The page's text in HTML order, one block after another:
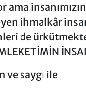
ama
ihmalkâr
de
ve saygı ile